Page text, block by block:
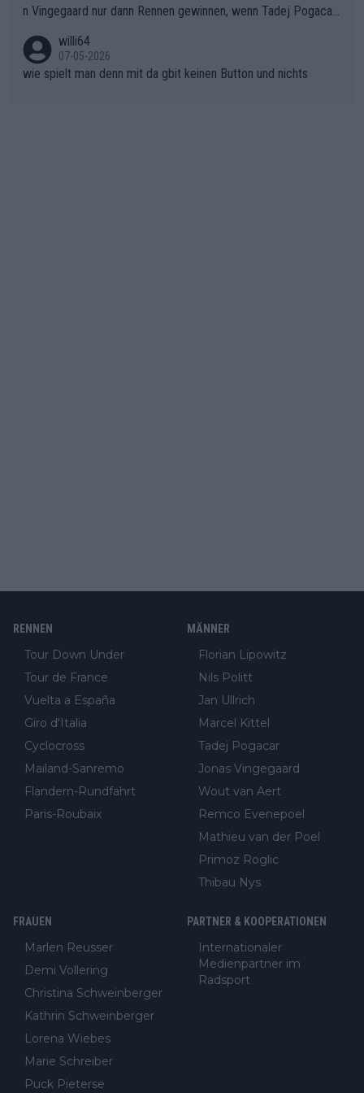
er SD Worx und Vollering müssen jetzt All-In gehen. (gregman
n)
n Vingegaard nur dann Rennen gewinnen, wenn Tadej Pogacar
willi64
07-05-2026
wie spielt man denn mit da gbit keinen Button und nichts
RENNEN
Tour Down Under
Tour de France
Vuelta a España
Giro d'Italia
Cyclocross
Mailand-Sanremo
Flandern-Rundfahrt
Paris-Roubaix
MÄNNER
Florian Lipowitz
Nils Politt
Jan Ullrich
Marcel Kittel
Tadej Pogacar
Jonas Vingegaard
Wout van Aert
Remco Evenepoel
Mathieu van der Poel
Primoz Roglic
Thibau Nys
FRAUEN
Marlen Reusser
Demi Vollering
Christina Schweinberger
Kathrin Schweinberger
Lorena Wiebes
Marie Schreiber
Puck Pieterse
PARTNER & KOOPERATIONEN
Internationaler
Medienpartner im
Radsport